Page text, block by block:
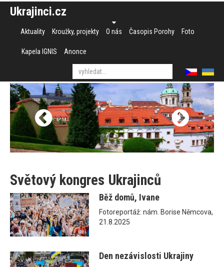
Ukrajinci.cz
Aktuality Kroužky, projekty O nás Časopis Porohy Foto
Kapela IGNIS Anonce
Světový kongres Ukrajinců
Běž domů, Ivane
Fotoreportáž: nám. Borise Němcova,
21.8.2025
Den nezávislosti Ukrajiny